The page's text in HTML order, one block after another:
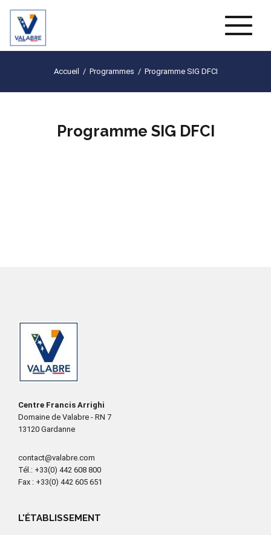
Accueil / Programmes / Programme SIG DFCI
Programme SIG DFCI
Centre Francis Arrighi
Domaine de Valabre - RN 7
13120 Gardanne
contact@valabre.com
Tél.: +33(0) 442 608 800
Fax : +33(0) 442 605 651
L'ÉTABLISSEMENT